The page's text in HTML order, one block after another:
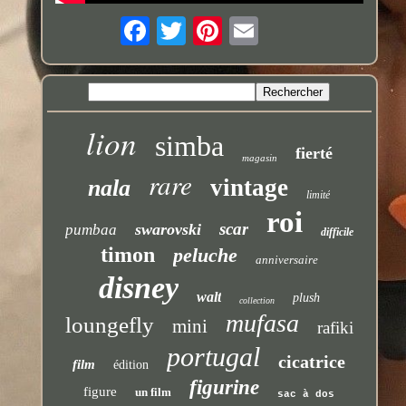
lion simba magasin fierté
nala rare vintage limité
pumbaa swarovski scar roi difficile
timon peluche anniversaire
disney walt collection plush
loungefly mini mufasa rafiki
film édition portugal cicatrice
figure un film figurine sac à dos